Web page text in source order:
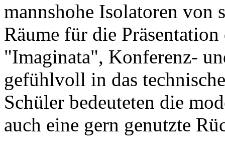
mannshohe Isolatoren von
Räume für die
"Imaginata", Konferenz-
gefühlvoll in das
Schüler bedeuteten die
auch eine gern genutzte